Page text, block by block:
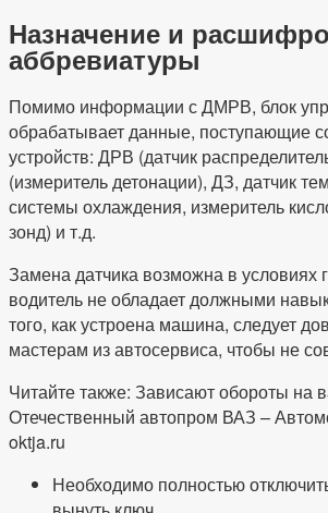
Назначение и
аббревиатуры
Помимо информации с ДМРВ, блок
обрабатывает данные, поступающие
устройств: ДРВ (датчик
(измеритель детонации), ДЗ, датчик
системы охлаждения, измеритель
зонд) и т.д.
Замена датчика возможна в условиях
водитель не обладает должными
того, как устроена машина, следует
мастерам из автосервиса, чтобы не
Читайте также: Зависают обороты на
Отечественный автопром ВАЗ –
oktja.ru
Необходимо полностью